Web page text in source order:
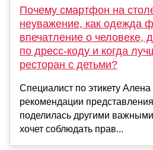
Почему смартфон на
неуважение, как одежда
впечатление о человеке,
по дресс-коду и когда
ресторан с детьми?
Специалист по этикету Алена
рекомендации
поделилась другими
хочет соблюдать прав...